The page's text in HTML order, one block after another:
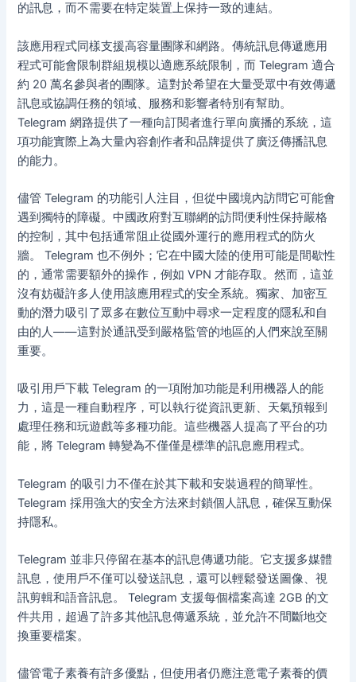
的訊息，而不需要在特定裝置上保持一致的連結。
該應用程式同樣支援高容量團隊和網路。傳統訊息傳遞應用
程式可能會限制群組規模以適應系統限制，而 Telegram 適合
約 20 萬名參與者的團隊。這對於希望在大量受眾中有效傳遞
訊息或協調任務的領域、服務和影響者特別有幫助。
Telegram 網路提供了一種向訂閱者進行單向廣播的系統，這
項功能實際上為大量內容創作者和品牌提供了廣泛傳播訊息
的能力。
儘管 Telegram 的功能引人注目，但從中國境內訪問它可能會
遇到獨特的障礙。中國政府對互聯網的訪問便利性保持嚴格
的控制，其中包括通常阻止從國外運行的應用程式的防火
牆。 Telegram 也不例外；它在中國大陸的使用可能是間歇性
的，通常需要額外的操作，例如 VPN 才能存取。然而，這並
沒有妨礙許多人使用該應用程式的安全系統。獨家、加密互
動的潛力吸引了眾多在數位互動中尋求一定程度的隱私和自
由的人——這對於通訊受到嚴格監管的地區的人們來說至關
重要。
吸引用戶下載 Telegram 的一項附加功能是利用機器人的能
力，這是一種自動程序，可以執行從資訊更新、天氣預報到
處理任務和玩遊戲等多種功能。這些機器人提高了平台的功
能，將 Telegram 轉變為不僅僅是標準的訊息應用程式。
Telegram 的吸引力不僅在於其下載和安裝過程的簡單性。
Telegram 採用強大的安全方法來封鎖個人訊息，確保互動保
持隱私。
Telegram 並非只停留在基本的訊息傳遞功能。它支援多媒體
訊息，使用戶不僅可以發送訊息，還可以輕鬆發送圖像、視
訊剪輯和語音訊息。 Telegram 支援每個檔案高達 2GB 的文
件共用，超過了許多其他訊息傳遞系統，並允許不間斷地交
換重要檔案。
儘管電子素養有許多優點，但使用者仍應注意電子素養的價